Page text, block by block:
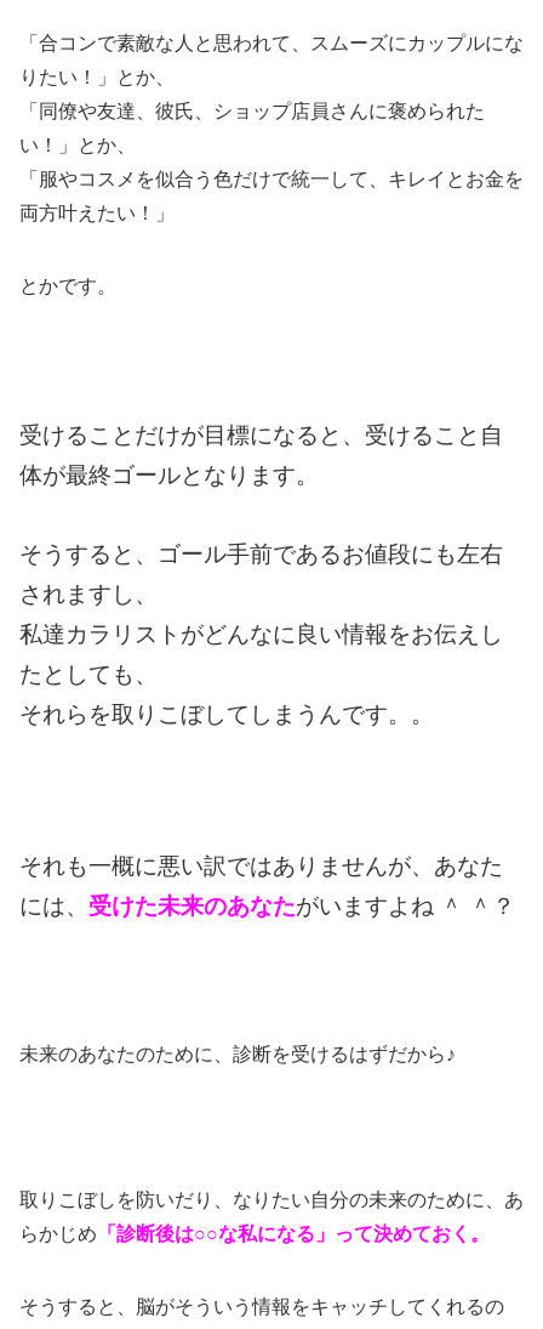
「合コンで素敵な人と思われて、スムーズにカップルにな
りたい！」とか、
「同僚や友達、彼氏、ショップ店員さんに褒められた
い！」とか、
「服やコスメを似合う色だけで統一して、キレイとお金を
両方叶えたい！」
とかです。
受けることだけが目標になると、受けること自
体が最終ゴールとなります。
そうすると、ゴール手前であるお値段にも左右
されますし、
私達カラリストがどんなに良い情報をお伝えし
たとしても、
それらを取りこぼしてしまうんです。。
それも一概に悪い訳ではありませんが、あなた
には、 受けた未来のあなたがいますよね ＾ ＾？
未来のあなたのために、診断を受けるはずだから♪
取りこぼしを防いだり、なりたい自分の未来のために、あ
らかじめ 「診断後は○○な私になる」って決めておく。
そうすると、脳がそういう情報をキャッチしてくれるの